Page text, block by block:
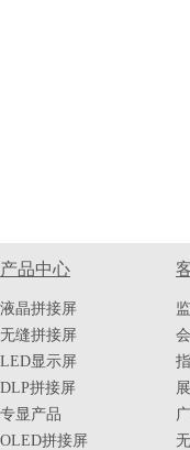
产品中心
液晶拼接屏
无缝拼接屏
LED显示屏
DLP拼接屏
专显产品
OLED拼接屏